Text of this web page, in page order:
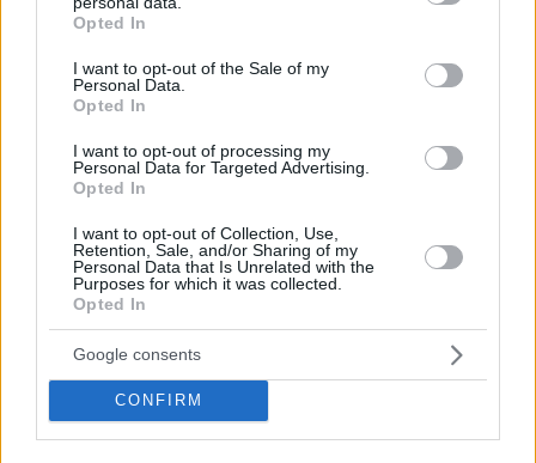
grant or deny consent to Google and its third-party tags to
use your data for below specified purposes in below Google
consent section.
Opted In
I want to opt-out of the Sale of my
Personal Data.
Opted In
I want to opt-out of processing my
Personal Data for Targeted Advertising.
Opted In
I want to opt-out of Collection, Use,
Retention, Sale, and/or Sharing of my
Personal Data that Is Unrelated with the
Purposes for which it was collected.
Opted In
Google consents
CONFIRM
ΑΥΤΗ ΠΡΟΣΠΑΘΕΙ ΜΕ ΝΥΧΙΑ Κ ΜΕ ΔΟΝΤΙΑ ΝΑ
ΔΕΝ ΞΕΡΟΥΝ ΤΙ ΕΣΤΙ "ΚΟΥΛΤΟΥΡΑ ΙΝΦΛΟΥΕΝΣΕΡ"
ΦΡΑΓΚΑ ΜΕ ΑΥΤΟ ΠΡΟΒΟΛΗ ΦΗΜΗ ΚΙ ΑΛΛΑ
ΑΠΑΝΤΗΣΗ
Ο σταθμάρχης φταίει
29.03.2024, 01:24
Δώστε ξανά επιδόματα
ΑΠΑΝΤΗΣΗ
Ότι να'ναι
29.03.2024, 01:01
Ατενσιονχορ αλερτ. Πιστεύει ότι είναι στο μπιγκ